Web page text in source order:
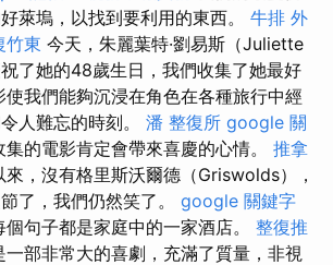
萊塢，以找到要利用的東西。 牛排 外
竹東 今天，朱麗葉特·劉易斯（Juliette
了她的48歲生日，我們收集了她最好
我們能夠沉浸在角色在各種旅行中經
人難忘的時刻。 潘 整復所 google 關
的電影肯定會帶來喜慶的心情。 推拿
來，沒有格里斯沃爾德（Griswolds），
了，我們仍然笑了。 google 關鍵字
個句子都是家庭中的一家酒店。 整復推
一部非常大的喜劇，充滿了質量，非視